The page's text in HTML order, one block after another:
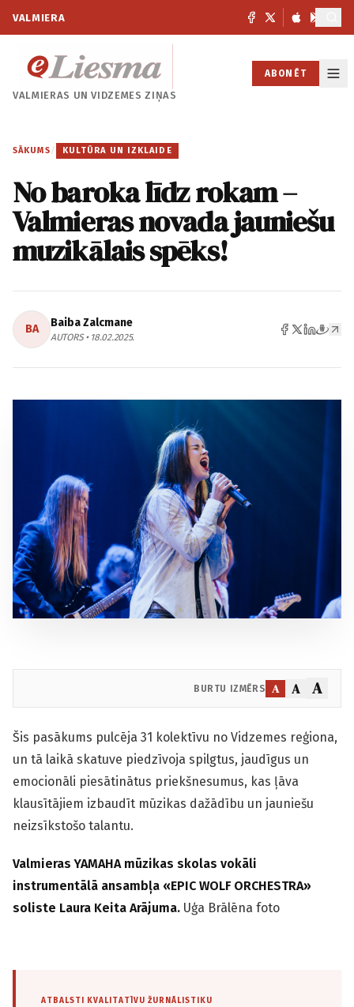
VALMIERA
VALMIERAS UNVIDZEMES ZIŅAS
ABONĒT
SĀKUMS / KULTŪRA UN IZKLAIDE
No baroka līdz rokam –
Valmieras novada jauniešu
muzikālais spēks!
BA Baiba Zalcmane
AUTORS • 18.02.2025.
BURTU IZMĒRS A A A
Šis pasākums pulcēja 31 kolektīvu no Vidzemes reģiona,
un tā laikā skatuve piedzīvoja spilgtus, jaudīgus un
emocionāli piesātinātus priekšnesumus, kas ļāva
klausītājiem izbaudīt mūzikas dažādību un jauniešu
neizsīkstošo talantu.
Valmieras YAMAHA mūzikas skolas vokāli
instrumentālā ansambļa «EPIC WOLF ORCHESTRA»
soliste Laura Keita Arājuma. Uģa Brālēna foto
ATBALSTI KVALITATĪVU ŽURNĀLISTIKU